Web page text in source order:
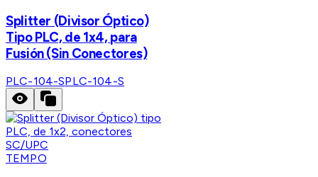
Splitter (Divisor Óptico)
Tipo PLC, de 1x4, para
Fusión (Sin Conectores)
PLC-104-SPLC-104-S
TEMPO